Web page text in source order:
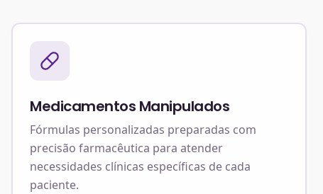
Medicamentos Manipulados
Fórmulas personalizadas preparadas com
precisão farmacêutica para atender
necessidades clínicas específicas de cada
paciente.